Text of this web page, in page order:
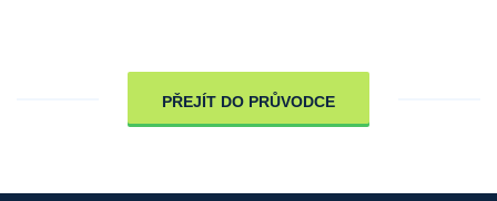
PŘEJÍT DO PRŮVODCE